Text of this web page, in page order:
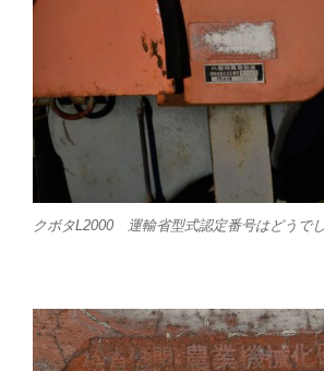
クボタL2000 運輸省型式認定番号はどうで